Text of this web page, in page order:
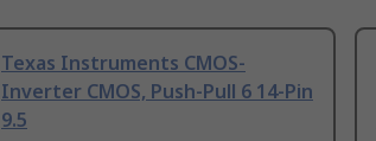
Texas Instruments CMOS-
Inverter CMOS, Push-Pull 6 14-Pin
9.5